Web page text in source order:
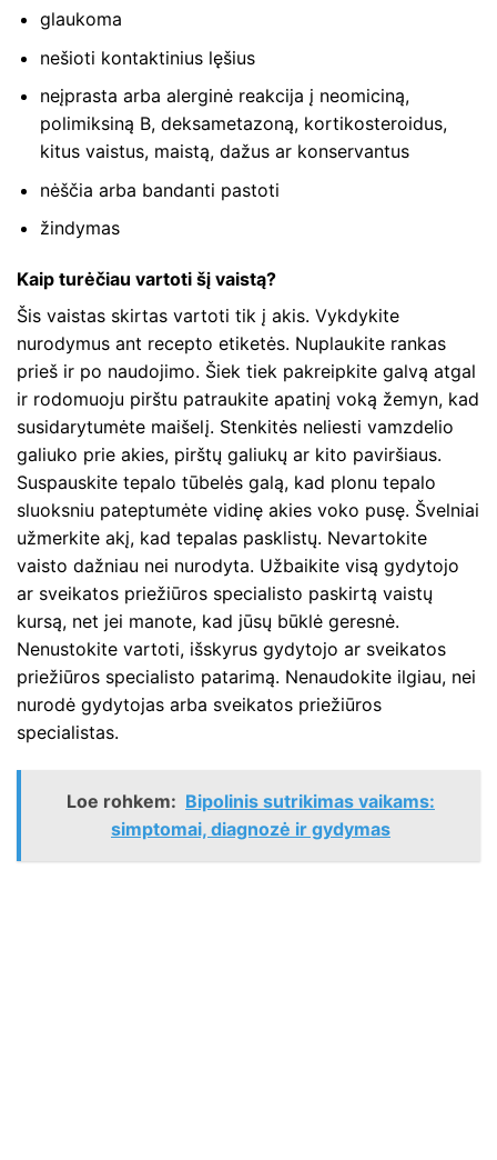
glaukoma
nešioti kontaktinius lęšius
neįprasta arba alerginė reakcija į neomiciną,
polimiksiną B, deksametazoną, kortikosteroidus,
kitus vaistus, maistą, dažus ar konservantus
nėščia arba bandanti pastoti
žindymas
Kaip turėčiau vartoti šį vaistą?
Šis vaistas skirtas vartoti tik į akis. Vykdykite
nurodymus ant recepto etiketės. Nuplaukite rankas
prieš ir po naudojimo. Šiek tiek pakreipkite galvą atgal
ir rodomuoju pirštu patraukite apatinį voką žemyn, kad
susidarytumėte maišelį. Stenkitės neliesti vamzdelio
galiuko prie akies, pirštų galiukų ar kito paviršiaus.
Suspauskite tepalo tūbelės galą, kad plonu tepalo
sluoksniu pateptumėte vidinę akies voko pusę. Švelniai
užmerkite akį, kad tepalas pasklistų. Nevartokite
vaisto dažniau nei nurodyta. Užbaikite visą gydytojo
ar sveikatos priežiūros specialisto paskirtą vaistų
kursą, net jei manote, kad jūsų būklė geresnė.
Nenustokite vartoti, išskyrus gydytojo ar sveikatos
priežiūros specialisto patarimą. Nenaudokite ilgiau, nei
nurodė gydytojas arba sveikatos priežiūros
specialistas.
Loe rohkem: Bipolinis sutrikimas vaikams:
simptomai, diagnozė ir gydymas